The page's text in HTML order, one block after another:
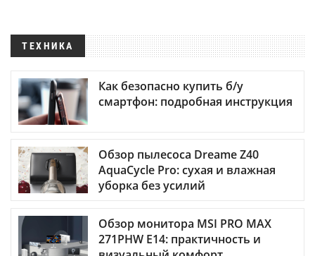
ТЕХНИКА
Как безопасно купить б/у
смартфон: подробная инструкция
Обзор пылесоса Dreame Z40
AquaCycle Pro: сухая и влажная
уборка без усилий
Обзор монитора MSI PRO MAX
271PHW E14: практичность и